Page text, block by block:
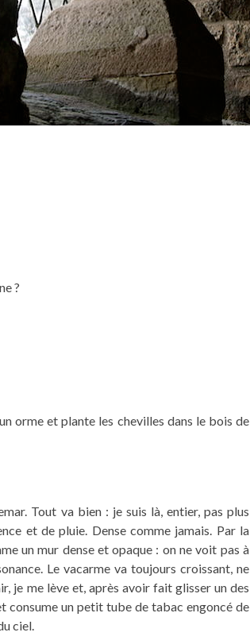
?
orme et plante les chevilles dans le bois de
Tout va bien : je suis là, entier, pas plus
et de pluie. Dense comme jamais. Par la
un mur dense et opaque : on ne voit pas à
Le vacarme va toujours croissant, ne
je me lève et, après avoir fait glisser un des
consume un petit tube de tabac engoncé de
ciel.